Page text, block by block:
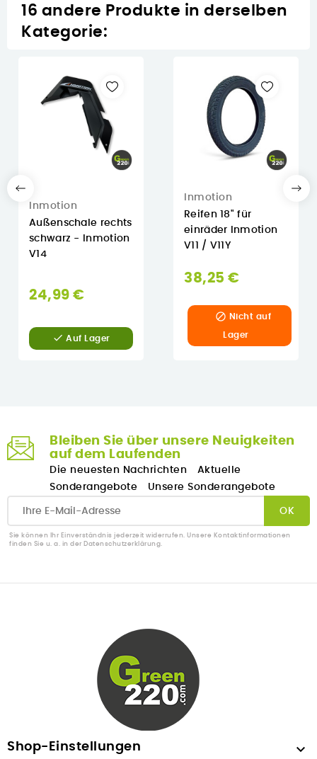
16 andere Produkte in derselben
Kategorie:
Inmotion
Außenschale rechts
schwarz - Inmotion
V14
24,99 €
 Auf Lager
Inmotion
Reifen 18" für
einräder Inmotion
V11 / V11Y
38,25 €
 Nicht auf
Lager
Bleiben Sie über unsere Neuigkeiten
auf dem Laufenden
Die neuesten Nachrichten
Aktuelle
Sonderangebote
Unsere Sonderangebote
Sie können Ihr Einverständnis jederzeit widerrufen. Unsere Kontaktinformationen
finden Sie u. a. in der Datenschutzerklärung.
Shop-Einstellungen 